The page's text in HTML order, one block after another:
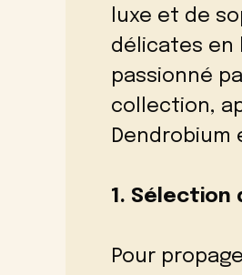
luxe et de
délicates en
passionné
collection,
1. Sélection
Pour